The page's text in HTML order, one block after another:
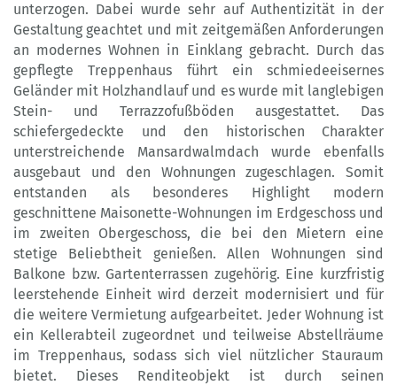
unterzogen. Dabei wurde sehr auf Authentizität in der
Gestaltung geachtet und mit zeitgemäßen Anforderungen
an modernes Wohnen in Einklang gebracht. Durch das
gepflegte Treppenhaus führt ein schmiedeeisernes
Geländer mit Holzhandlauf und es wurde mit langlebigen
Stein- und Terrazzofußböden ausgestattet. Das
schiefergedeckte und den historischen Charakter
unterstreichende Mansardwalmdach wurde ebenfalls
ausgebaut und den Wohnungen zugeschlagen. Somit
entstanden als besonderes Highlight modern
geschnittene Maisonette-Wohnungen im Erdgeschoss und
im zweiten Obergeschoss, die bei den Mietern eine
stetige Beliebtheit genießen. Allen Wohnungen sind
Balkone bzw. Gartenterrassen zugehörig. Eine kurzfristig
leerstehende Einheit wird derzeit modernisiert und für
die weitere Vermietung aufgearbeitet. Jeder Wohnung ist
ein Kellerabteil zugeordnet und teilweise Abstellräume
im Treppenhaus, sodass sich viel nützlicher Stauraum
bietet. Dieses Renditeobjekt ist durch seinen